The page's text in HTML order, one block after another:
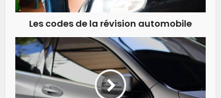
Les codes de la révision automobile